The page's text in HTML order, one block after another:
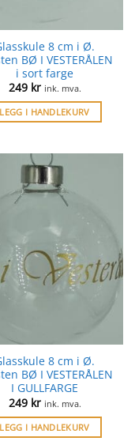
8 cm i Ø.
BØ I VESTERÅLEN
i sort farge
249 kr ink. mva.
LEGG I HANDLEKURV
8 cm i Ø.
BØ I VESTERÅLEN
I GULLFARGE
249 kr ink. mva.
LEGG I HANDLEKURV